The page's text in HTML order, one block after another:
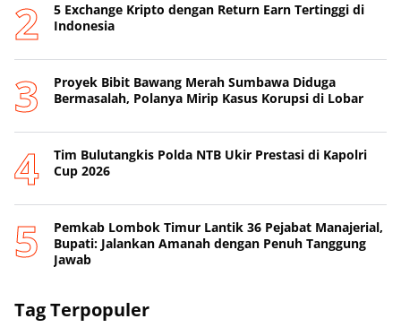
5 Exchange Kripto dengan Return Earn Tertinggi di
Indonesia
Proyek Bibit Bawang Merah Sumbawa Diduga
Bermasalah, Polanya Mirip Kasus Korupsi di Lobar
Tim Bulutangkis Polda NTB Ukir Prestasi di Kapolri
Cup 2026
Pemkab Lombok Timur Lantik 36 Pejabat Manajerial,
Bupati: Jalankan Amanah dengan Penuh Tanggung
Jawab
Tag Terpopuler